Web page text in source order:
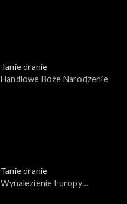
Tanie dranie
Handlowe Boże Narodzenie
Tanie dranie
Wynalezienie Europy